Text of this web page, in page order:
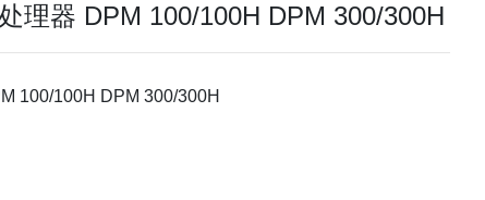
理器 DPM 100/100H DPM 300/300H
100/100H DPM 300/300H